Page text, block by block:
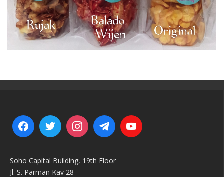
Soho Capital Building, 19th Floor
Jl. S. Parman Kav 28